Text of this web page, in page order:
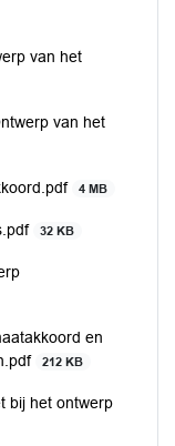
van het
van het
4 MB
32 KB
en
212 KB
bij het ontwerp